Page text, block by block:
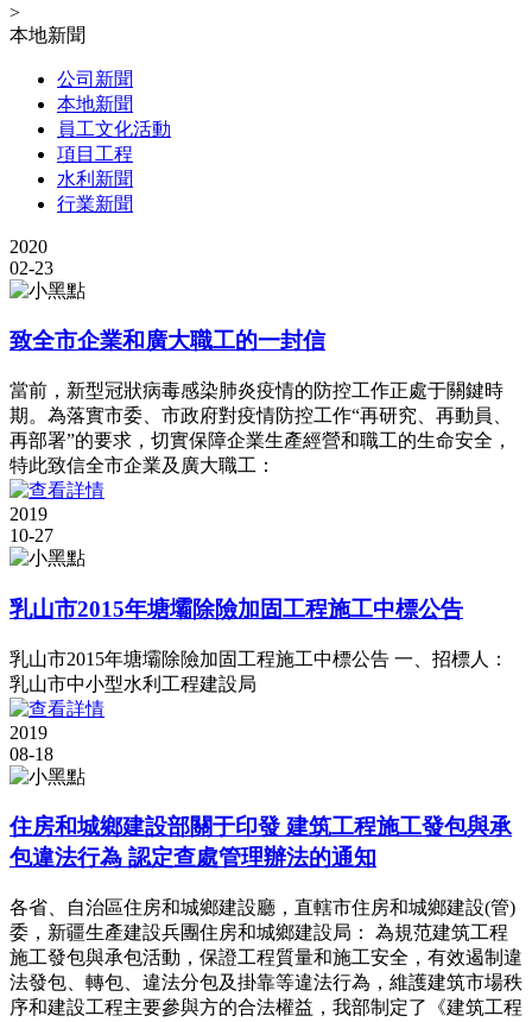
>
本地新聞
公司新聞
本地新聞
員工文化活動
項目工程
水利新聞
行業新聞
2020
02-23
致全市企業和廣大職工的一封信
當前，新型冠狀病毒感染肺炎疫情的防控工作正處于關鍵時
期。為落實市委、市政府對疫情防控工作“再研究、再動員、
再部署”的要求，切實保障企業生產經營和職工的生命安全，
特此致信全市企業及廣大職工：
2019
10-27
乳山市2015年塘壩除險加固工程施工中標公告
乳山市2015年塘壩除險加固工程施工中標公告 一、招標人：
乳山市中小型水利工程建設局
2019
08-18
住房和城鄉建設部關于印發 建筑工程施工發包與承
包違法行為 認定查處管理辦法的通知
各省、自治區住房和城鄉建設廳，直轄市住房和城鄉建設(管)
委，新疆生產建設兵團住房和城鄉建設局： 為規范建筑工程
施工發包與承包活動，保證工程質量和施工安全，有效遏制違
法發包、轉包、違法分包及掛靠等違法行為，維護建筑市場秩
序和建設工程主要參與方的合法權益，我部制定了《建筑工程